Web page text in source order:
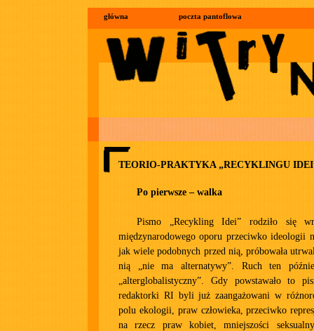
główna poczta pantoflowa
TEORIO-PRAKTYKA „RECYKLINGU
Po pierwsze – walka
Pismo „Recykling Idei” rodziło się
międzynarodowego oporu przeciwko ideologii
jak wiele podobnych przed nią, próbowała
nią „nie ma alternatywy”. Ruch ten
„alterglobalistyczny”. Gdy powstawało to
redaktorki RI byli już zaangażowani w
polu ekologii, praw człowieka, przeciwko
na rzecz praw kobiet, mniejszości